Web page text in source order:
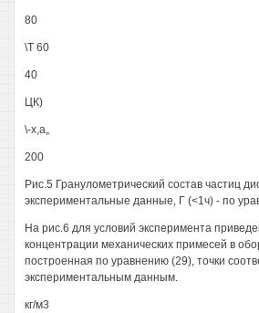
80
\Т 60
40
ЦК)
\-х,а„
200
Рис.5 Гранулометрический состав частиц
экспериментальные данные, Г (<1ч) - по
На рис.6 для условий эксперимента
концентрации механических примесей в
построенная по уравнению (29), точки
экспериментальным данным.
кг/м3